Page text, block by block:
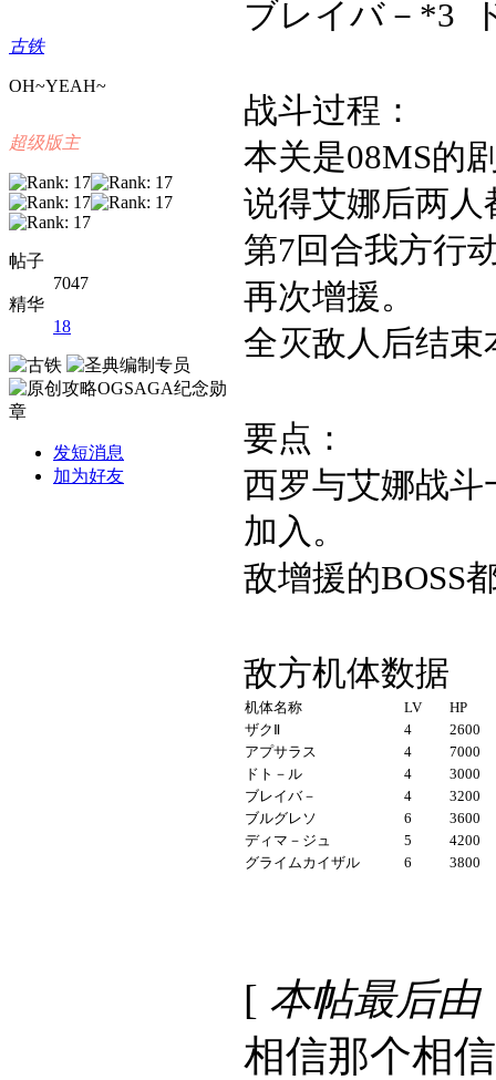
古铁
OH~YEAH~
超级版主
帖子
7047
精华
18
发短消息
加为好友
ブレイバ－ *3
战斗过程：
本关是08MS的
说得艾娜后两
第7回合我方行
再次增援。
全灭敌人后结束
要点：
西罗与艾娜战
加入。
敌增援的BOSS
敌方机体数据
机体名称 LV
HP
ザクⅡ
4
2600
アプサラス
4
7000
ドト－ル
4
3000
ブレイバ－
4
3200
ブルグレソ
6
3600
ディマ－ジュ
5
4200
グライムカイザル
6 3800
[ 本帖最后由
相信那个相